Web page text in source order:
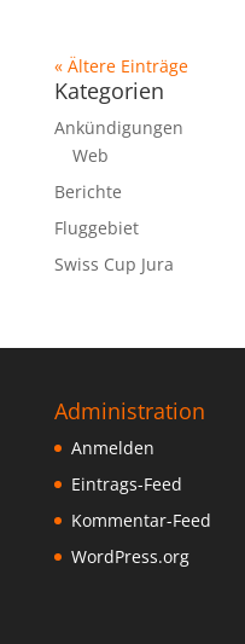
« Ältere Einträge
Kategorien
Ankündigungen
Web
Berichte
Fluggebiet
Swiss Cup Jura
Administration
Anmelden
Eintrags-Feed
Kommentar-Feed
WordPress.org